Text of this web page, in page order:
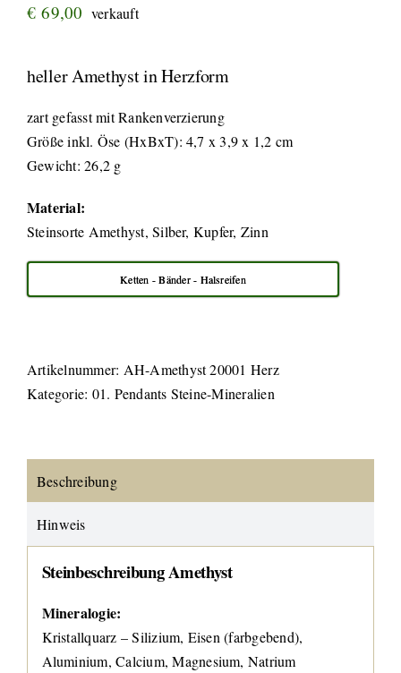
€ 69,00 verkauft
heller Amethyst in Herzform
zart gefasst mit Rankenverzierung
Größe inkl. Öse (HxBxT): 4,7 x 3,9 x 1,2 cm
Gewicht: 26,2 g
Material:
Steinsorte Amethyst, Silber, Kupfer, Zinn
Ketten - Bänder - Halsreifen
Artikelnummer: AH-Amethyst 20001 Herz
Kategorie: 01. Pendants Steine-Mineralien
Beschreibung
Hinweis
Steinbeschreibung Amethyst
Mineralogie:
Kristallquarz – Silizium, Eisen (farbgebend),
Aluminium, Calcium, Magnesium, Natrium